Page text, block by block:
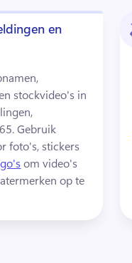
en
stockvideo's in
Gebruik
foto's, stickers
om video's
op te